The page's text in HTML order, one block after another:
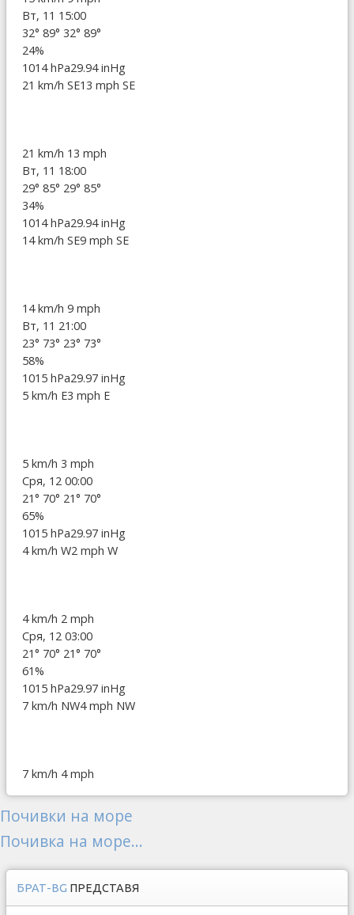
Вт, 11 15:00
32° 89° 32° 89°
24%
1014 hPa29.94 inHg
21 km/h SE13 mph SE
21 km/h 13 mph
Вт, 11 18:00
29° 85° 29° 85°
34%
1014 hPa29.94 inHg
14 km/h SE9 mph SE
14 km/h 9 mph
Вт, 11 21:00
23° 73° 23° 73°
58%
1015 hPa29.97 inHg
5 km/h E3 mph E
5 km/h 3 mph
Сря, 12 00:00
21° 70° 21° 70°
65%
1015 hPa29.97 inHg
4 km/h W2 mph W
4 km/h 2 mph
Сря, 12 03:00
21° 70° 21° 70°
61%
1015 hPa29.97 inHg
7 km/h NW4 mph NW
7 km/h 4 mph
Почивки на море
Почивка на море...
БРАТ-BG ПРЕДСТАВЯ